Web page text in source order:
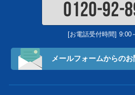
0120-92-
[お電話受付時間] 9:00
メールフォームからのお